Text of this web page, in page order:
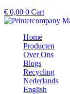
€ 0,00 0 Cart
Home
Producten
Over Ons
Blogs
Recycling
Nederlands
English